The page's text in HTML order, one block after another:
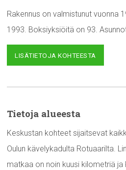
Rakennus on valmistunut vuonna
1993. Boksiyksiöitä on 93.
LISÄTIETOJA KOHTEESTA
Tietoja alueesta
Keskustan kohteet sijaitsevat
Oulun kävelykadulta Rotuaarilta.
matkaa on noin kuusi kilometriä